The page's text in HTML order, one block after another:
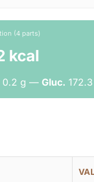
(4 parts)
kcal
0.2 g —Gluc.